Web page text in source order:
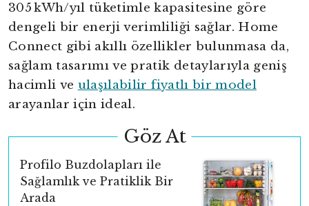
305 kWh/yıl tüketimle kapasitesine göre
dengeli bir enerji verimliliği sağlar. Home
Connect gibi akıllı özellikler bulunmasa da,
sağlam tasarımı ve pratik detaylarıyla geniş
hacimli ve ulaşılabilir fiyatlı bir model
arayanlar için ideal.
Göz At
Profilo Buzdolapları ile
Sağlamlık ve Pratiklik Bir
Arada